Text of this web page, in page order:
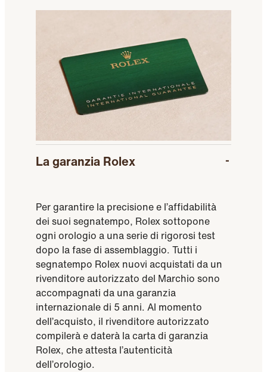
La garanzia Rolex
Per garantire la precisione e l’affidabilità
dei suoi segnatempo, Rolex sottopone
ogni orologio a una serie di rigorosi test
dopo la fase di assemblaggio. Tutti i
segnatempo Rolex nuovi acquistati da un
rivenditore autorizzato del Marchio sono
accompagnati da una garanzia
internazionale di 5 anni. Al momento
dell’acquisto, il rivenditore autorizzato
compilerà e daterà la carta di garanzia
Rolex, che attesta l’autenticità
dell’orologio.